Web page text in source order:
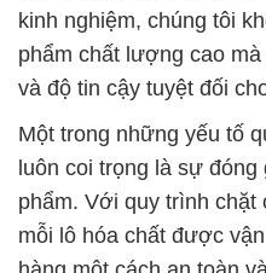
kinh nghiệm, chúng tôi
phẩm chất lượng cao
và độ tin cậy tuyệt đối
Một trong những yếu tố
luôn coi trọng là sự đóng
phẩm. Với quy trình chặt
mỗi lô hóa chất được